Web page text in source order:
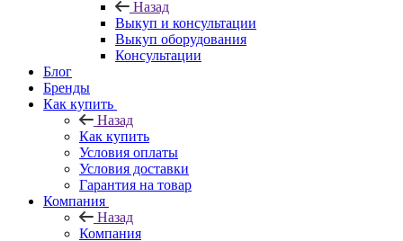
Назад
Выкуп и консультации
Выкуп оборудования
Консультации
Блог
Бренды
Как купить
Назад
Как купить
Условия оплаты
Условия доставки
Гарантия на товар
Компания
Назад
Компания